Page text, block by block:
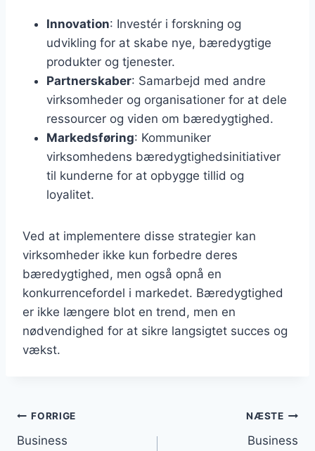
Innovation: Investér i forskning og
udvikling for at skabe nye, bæredygtige
produkter og tjenester.
Partnerskaber: Samarbejd med andre
virksomheder og organisationer for at dele
ressourcer og viden om bæredygtighed.
Markedsføring: Kommuniker
virksomhedens bæredygtighedsinitiativer
til kunderne for at opbygge tillid og
loyalitet.
Ved at implementere disse strategier kan
virksomheder ikke kun forbedre deres
bæredygtighed, men også opnå en
konkurrencefordel i markedet. Bæredygtighed
er ikke længere blot en trend, men en
nødvendighed for at sikre langsigtet succes og
vækst.
Indlægsnavigation
FORRIGE
Business
NÆSTE
Business